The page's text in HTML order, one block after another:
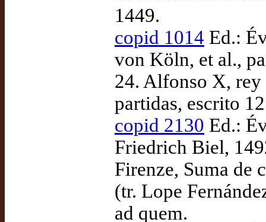
1449.
copid 1014 Ed.:
von Köln, et al.,
24. Alfonso X, rey
partidas, escrito
copid 2130 Ed.:
Friedrich Biel,
Firenze, Suma de
(tr. Lope
ad quem.